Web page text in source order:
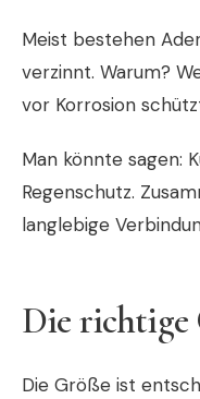
Meist bestehen
verzinnt. Warum?
vor Korrosion
Man könnte sagen:
Regenschutz.
langlebige
Die richtige
Die Größe ist